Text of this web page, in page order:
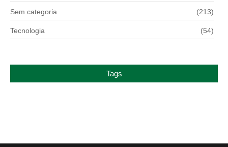
Sem categoria (213)
Tecnologia (54)
Tags